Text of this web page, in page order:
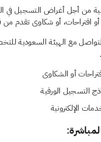
من أجل أغراض التسجيل في
اقتراحات، أو شكاوى تقدم
مع الهيئة السعودية
.
أو الشكاوى
التسجيل الورقية
الإلكترونية
: